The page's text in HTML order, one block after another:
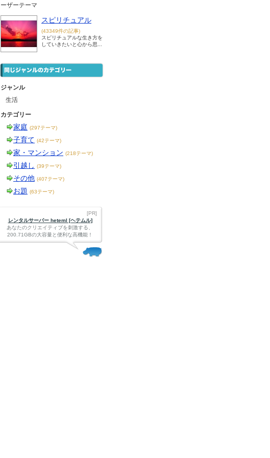
ーザーテーマ
スピリチュアル
(43349件の記事)
スピリチュアルな生き方を
していきたいと心から思...
ジャンル
生活
カテゴリー
家庭 (297テーマ)
子育て (42テーマ)
家・マンション (218テーマ)
引越し (39テーマ)
その他 (407テーマ)
お題 (63テーマ)
[PR]
レンタルサーバー heteml [ヘテムル]
あなたのクリエイティブを刺激する、
200.71GBの大容量と便利な高機能！